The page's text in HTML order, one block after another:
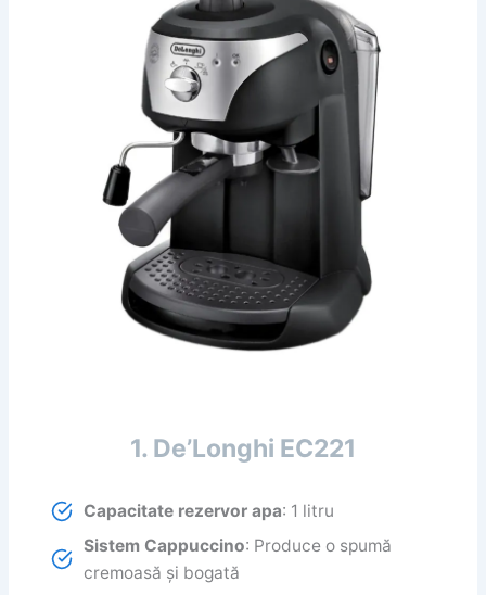
1. De’Longhi EC221
Capacitate rezervor apa: 1 litru
Sistem Cappuccino: Produce o spumă
cremoasă și bogată